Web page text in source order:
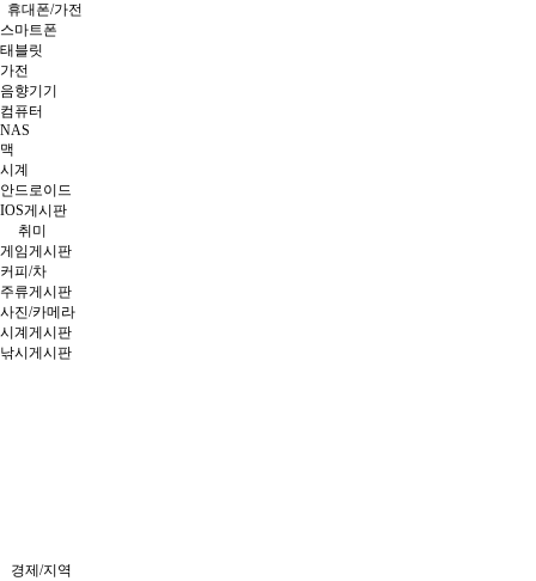
휴대폰/가전
스마트폰
태블릿
가전
음향기기
컴퓨터
NAS
맥
시계
안드로이드
IOS게시판
취미
게임게시판
커피/차
주류게시판
사진/카메라
시계게시판
낚시게시판
경제/지역